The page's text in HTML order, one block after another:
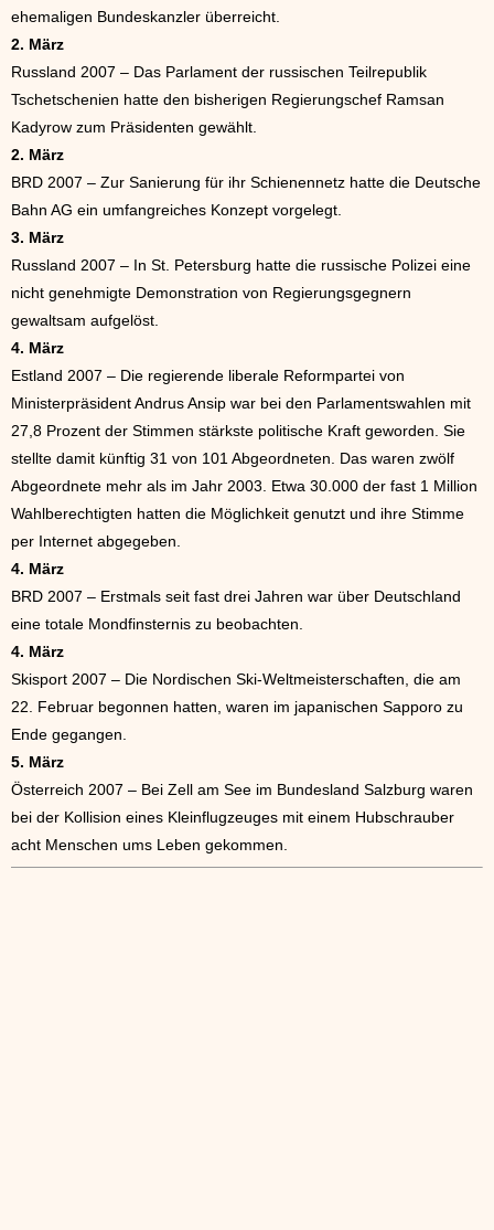
ehemaligen Bundeskanzler überreicht.
2. März
Russland 2007 – Das Parlament der russischen Teilrepublik
Tschetschenien hatte den bisherigen Regierungschef Ramsan
Kadyrow zum Präsidenten gewählt.
2. März
BRD 2007 – Zur Sanierung für ihr Schienennetz hatte die Deutsche
Bahn AG ein umfangreiches Konzept vorgelegt.
3. März
Russland 2007 – In St. Petersburg hatte die russische Polizei eine
nicht genehmigte Demonstration von Regierungsgegnern
gewaltsam aufgelöst.
4. März
Estland 2007 – Die regierende liberale Reformpartei von
Ministerpräsident Andrus Ansip war bei den Parlamentswahlen mit
27,8 Prozent der Stimmen stärkste politische Kraft geworden. Sie
stellte damit künftig 31 von 101 Abgeordneten. Das waren zwölf
Abgeordnete mehr als im Jahr 2003. Etwa 30.000 der fast 1 Million
Wahlberechtigten hatten die Möglichkeit genutzt und ihre Stimme
per Internet abgegeben.
4. März
BRD 2007 – Erstmals seit fast drei Jahren war über Deutschland
eine totale Mondfinsternis zu beobachten.
4. März
Skisport 2007 – Die Nordischen Ski-Weltmeisterschaften, die am
22. Februar begonnen hatten, waren im japanischen Sapporo zu
Ende gegangen.
5. März
Österreich 2007 – Bei Zell am See im Bundesland Salzburg waren
bei der Kollision eines Kleinflugzeuges mit einem Hubschrauber
acht Menschen ums Leben gekommen.